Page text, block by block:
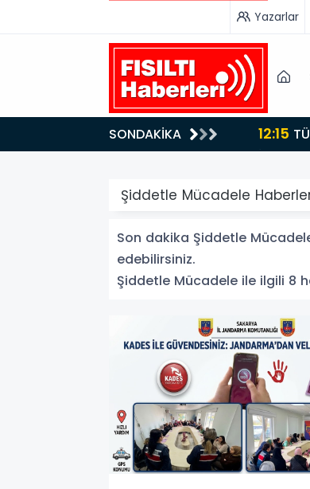
Yazarlar
SONDAKİKA 12:15
Şiddetle Mücadele
Son dakika Şiddetle
edebilirsiniz.
Şiddetle Mücadele ile ilgili 8